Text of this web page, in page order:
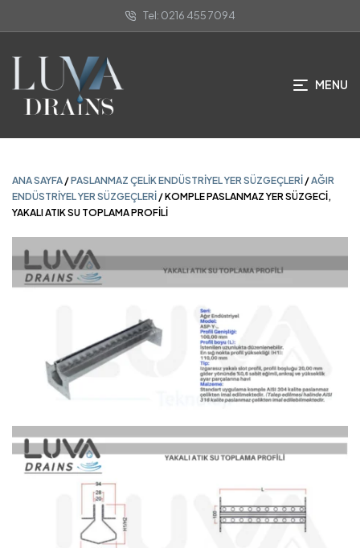
Tel: 0216 455 7094
MENU
ANA SAYFA/PASLANMAZ ÇELIK ENDÜSTRIYEL YER SÜZGEÇLERI/AĞIR
YAKALI ATIK SU TOPLAMA PROFİLİ
ANA SAYFA /PASLANMAZ ÇELIK ENDÜSTRIYEL YER SÜZGEÇLERI /AĞIR
ENDÜSTRIYEL YER SÜZGEÇLERI / KOMPLE PASLANMAZ YER SÜZGECİ,
YAKALI ATIK SU TOPLAMA PROFİLİ